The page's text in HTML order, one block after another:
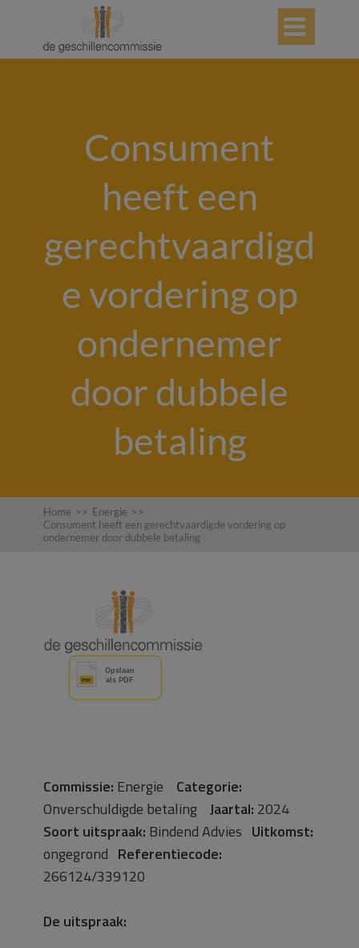

Consument
heeft een
gerechtvaardigd
e vordering op
ondernemer
door dubbele
betaling
Home >> Energie >>
Consument heeft een gerechtvaardigde vordering op
ondernemer door dubbele betaling
Commissie: Energie Categorie:
Onverschuldigde betaling Jaartal: 2024
Soort uitspraak: Bindend Advies Uitkomst:
ongegrond Referentiecode:
266124/339120
De uitspraak: